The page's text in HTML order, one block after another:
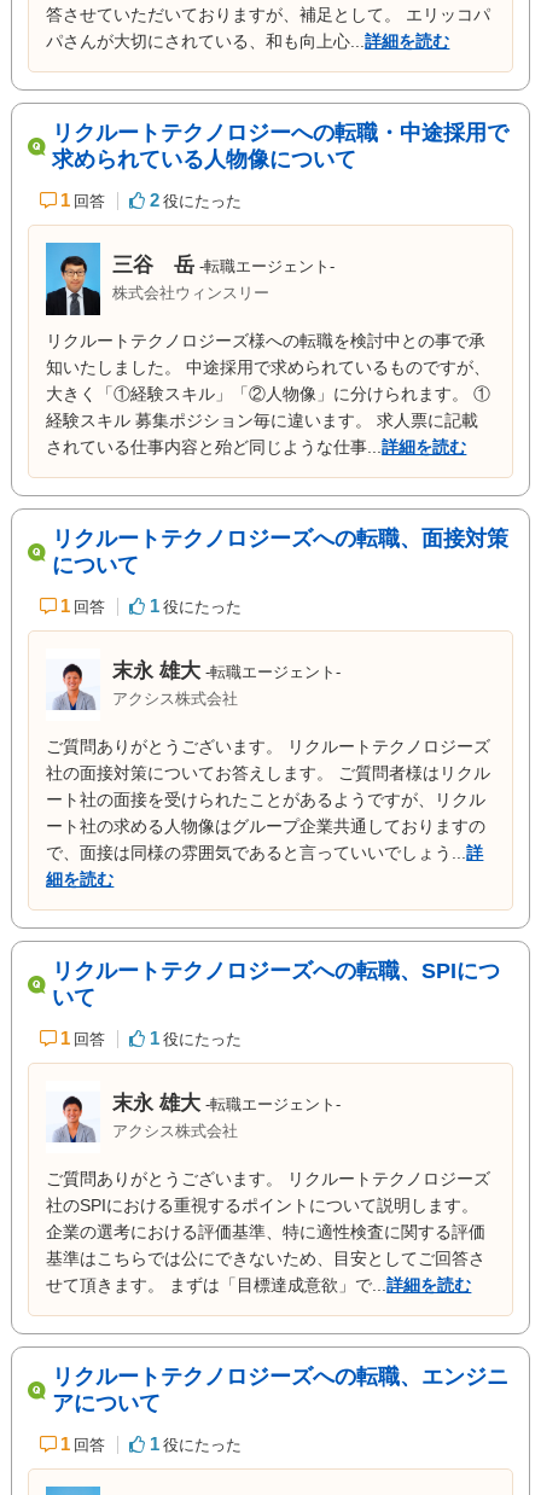
答させていただいておりますが、補足として。 エリッコパ
パさんが大切にされている、和も向上心...詳細を読む
リクルートテクノロジーへの転職・中途採用で
求められている人物像について
1 回答 2 役にたった
三谷 岳 -転職エージェント-
株式会社ウィンスリー
リクルートテクノロジーズ様への転職を検討中との事で承
知いたしました。 中途採用で求められているものですが、
大きく「①経験スキル」「②人物像」に分けられます。 ①
経験スキル 募集ポジション毎に違います。 求人票に記載
されている仕事内容と殆ど同じような仕事...詳細を読む
リクルートテクノロジーズへの転職、面接対策
について
1 回答 1 役にたった
末永 雄大 -転職エージェント-
アクシス株式会社
ご質問ありがとうございます。 リクルートテクノロジーズ
社の面接対策についてお答えします。 ご質問者様はリクル
ート社の面接を受けられたことがあるようですが、リクル
ート社の求める人物像はグループ企業共通しておりますの
で、面接は同様の雰囲気であると言っていいでしょう...詳
細を読む
リクルートテクノロジーズへの転職、SPIにつ
いて
1 回答 1 役にたった
末永 雄大 -転職エージェント-
アクシス株式会社
ご質問ありがとうございます。 リクルートテクノロジーズ
社のSPIにおける重視するポイントについて説明します。
企業の選考における評価基準、特に適性検査に関する評価
基準はこちらでは公にできないため、目安としてご回答さ
せて頂きます。 まずは「目標達成意欲」で...詳細を読む
リクルートテクノロジーズへの転職、エンジニ
アについて
1 回答 1 役にたった